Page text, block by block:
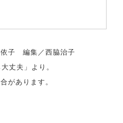
子 編集／西脇治子
丈夫」より。
があります。